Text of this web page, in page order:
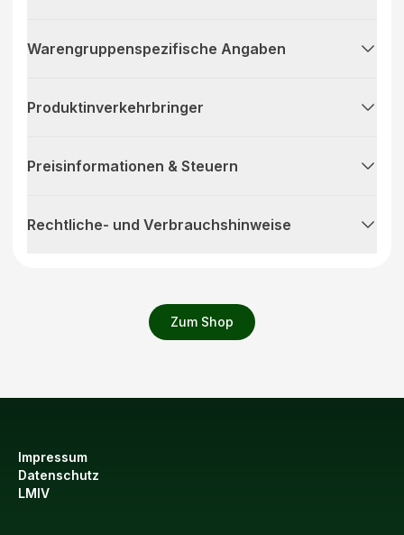
Zum Shop
Warengruppenspezifische Angaben
Produktinverkehrbringer
Preisinformationen & Steuern
Rechtliche- und Verbrauchshinweise
Impressum
Datenschutz
LMIV